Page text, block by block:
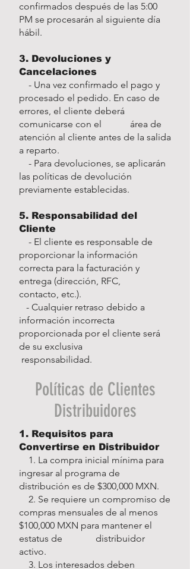
confirmados después de las 5:00
PM se procesarán al siguiente día
hábil.
3. Devoluciones y
Cancelaciones
- Una vez confirmado el pago y
procesado el pedido. En caso de
errores, el cliente deberá
comunicarse con el área de
atención al cliente antes de la salida
a reparto.
- Para devoluciones, se aplicarán
las políticas de devolución
previamente establecidas.
5. Responsabilidad del
Cliente
- El cliente es responsable de
proporcionar la información
correcta para la facturación y
entrega (dirección, RFC,
contacto, etc.).
- Cualquier retraso debido a
información incorrecta
proporcionada por el cliente será
de su exclusiva
responsabilidad.
Políticas de Clientes
Distribuidores
1. Requisitos para
Convertirse en Distribuidor
1. La compra inicial mínima para
ingresar al programa de
distribución es de $300,000 MXN.
2. Se requiere un compromiso de
compras mensuales de al menos
$100,000 MXN para mantener el
estatus de distribuidor
activo.
3. Los interesados deben